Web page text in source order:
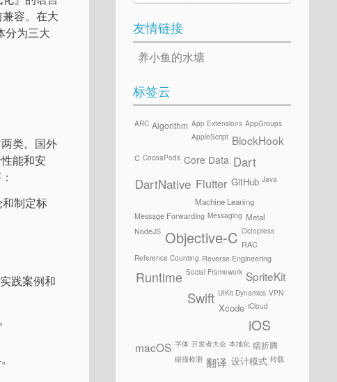
容。在大
分为三大
类。国外
能和安
和制定标
践案例和
友情链接
养小鱼的水塘
标签云
ARC Algorithm App Extensions AppGroups
AppleScript BlockHook
C CocoaPods Core Data Dart
DartNative Flutter GitHub Java
Machine Leaning
Message Forwarding Messaging Metal
NodeJS Objective-C Octopress
RAC
Reference Counting Reverse Engineering
Runtime Social Framework SpriteKit
Swift UIKit Dynamics VPN
Xcode iCloud
iOS
macOS 字体 开发者大会 本地化 瞎折腾
碰撞检测 翻译 设计模式 转载